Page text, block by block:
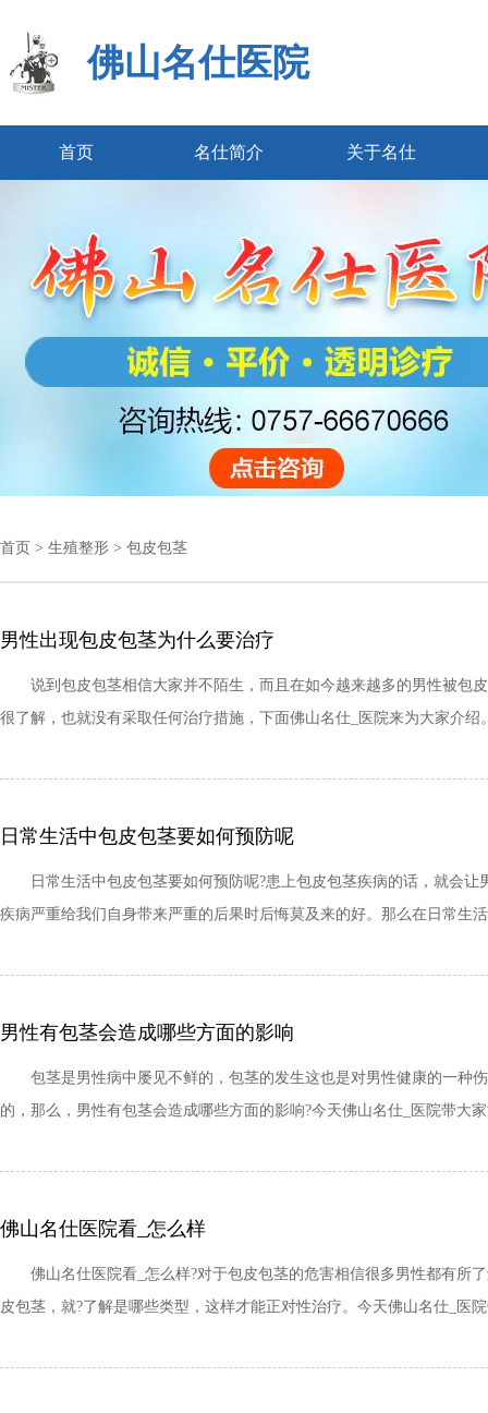
佛山名仕医院
首页 名仕简介 关于名仕
首页 > 生殖整形 > 包皮包茎
男性出现包皮包茎为什么要治疗
说到包皮包茎相信大家并不陌生，而且在如今越来越多的男性被包
很了解，也就没有采取任何治疗措施，下面佛山名仕_医院来为大家介绍
日常生活中包皮包茎要如何预防呢
日常生活中包皮包茎要如何预防呢?患上包皮包茎疾病的话，就会让
疾病严重给我们自身带来严重的后果时后悔莫及来的好。那么在日常生
男性有包茎会造成哪些方面的影响
包茎是男性病中屡见不鲜的，包茎的发生这也是对男性健康的一种
的，那么，男性有包茎会造成哪些方面的影响?今天佛山名仕_医院带大
佛山名仕医院看_怎么样
佛山名仕医院看_怎么样?对于包皮包茎的危害相信很多男性都有所
皮包茎，就?了解是哪些类型，这样才能正对性治疗。今天佛山名仕_医